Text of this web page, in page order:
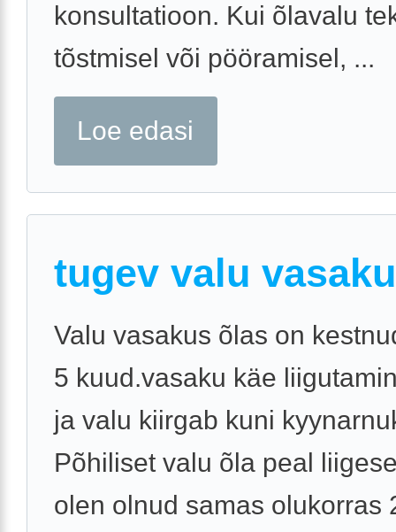
konsultatioon. Kui õlavalu
tõstmisel või pööramisel, ...
Loe edasi
tugev valu
Valu vasakus õlas on
5 kuud.vasaku käe
ja valu kiirgab kuni
Põhiliset valu õla peal
olen olnud samas olukorras